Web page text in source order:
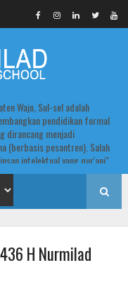
Wajo, Sul-sel adalah
pendidikan formal
dirancang menjadi
(berbasis pesantren). Salah
intelektual yang qur'ani".
H Nurmilad